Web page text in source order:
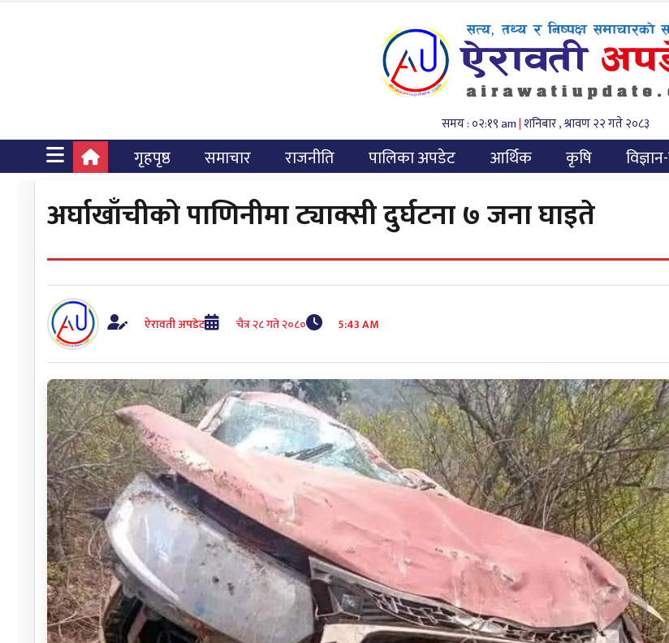
समय : ०२:१९ am|शनिबार , श्रावण २२ गते २०८३
गृहपृष्ठ समाचार राजनीति पालिका अपडेट आर्थिक कृषि
अर्घाखाँचीको पाणिनीमा ट्याक्सी दुर्घटना ७ जना घाइते
ऐरावती अपडेट चैत्र २८ गते २०८० 5:43 AM